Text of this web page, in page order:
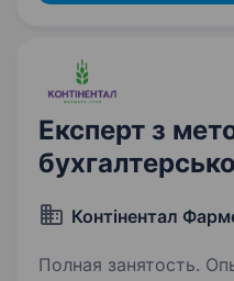
Експерт з
Контінентал
Полная занятость.